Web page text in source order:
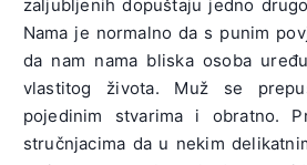
zaljubljenih dopuštaju jedno
Nama je normalno da s punim
da nam nama bliska osoba
vlastitog života. Muž se
pojedinim stvarima i obratno.
stručnjacima da u nekim